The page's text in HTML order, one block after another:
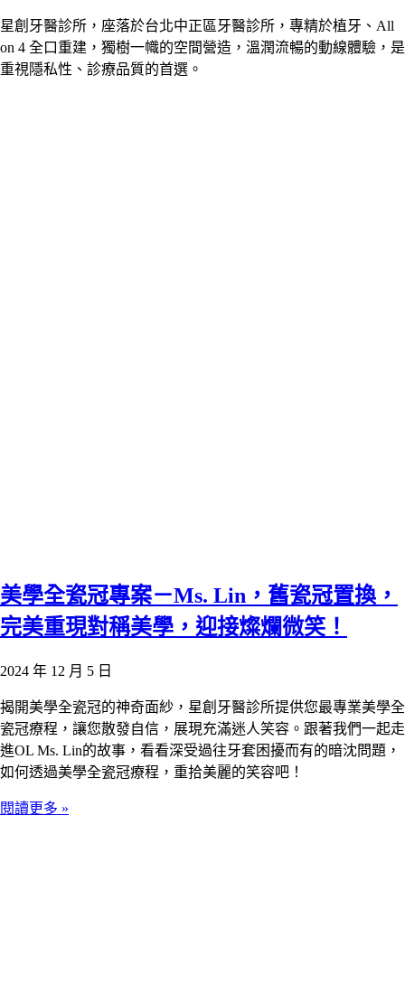
星創牙醫診所，座落於台北中正區牙醫診所，專精於植牙、All
on 4 全口重建，獨樹一幟的空間營造，溫潤流暢的動線體驗，是
重視隱私性、診療品質的首選。
美學全瓷冠專案－Ms. Lin，舊瓷冠置換，
完美重現對稱美學，迎接燦爛微笑！
2024 年 12 月 5 日
揭開美學全瓷冠的神奇面紗，星創牙醫診所提供您最專業美學全
瓷冠療程，讓您散發自信，展現充滿迷人笑容。跟著我們一起走
進OL Ms. Lin的故事，看看深受過往牙套困擾而有的暗沈問題，
如何透過美學全瓷冠療程，重拾美麗的笑容吧！
閱讀更多 »